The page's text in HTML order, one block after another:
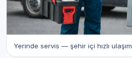
Yerinde servis — şehir içi hızlı ulaşım